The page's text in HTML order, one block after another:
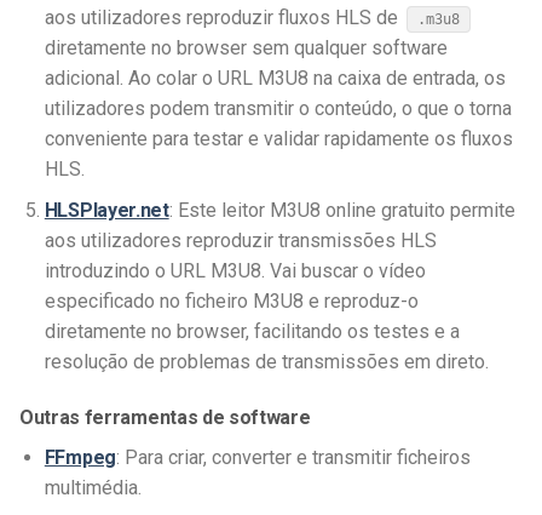
aos utilizadores reproduzir fluxos HLS de
.m3u8
diretamente no browser sem qualquer software
adicional. Ao colar o URL M3U8 na caixa de entrada, os
utilizadores podem transmitir o conteúdo, o que o torna
conveniente para testar e validar rapidamente os fluxos
HLS.
HLSPlayer.net: Este leitor M3U8 online gratuito permite
aos utilizadores reproduzir transmissões HLS
introduzindo o URL M3U8. Vai buscar o vídeo
especificado no ficheiro M3U8 e reproduz-o
diretamente no browser, facilitando os testes e a
resolução de problemas de transmissões em direto.
Outras ferramentas de software
FFmpeg: Para criar, converter e transmitir ficheiros
multimédia.